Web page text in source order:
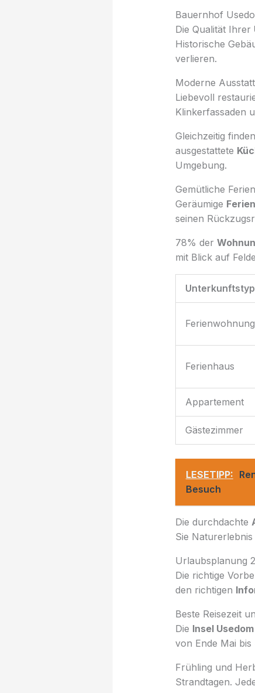
Bauernhof
Die Qualität Ihrer
Historische
verlieren.
Moderne
Liebevoll
Klinkerfassaden
Gleichzeitig
ausgestattete
Umgebung.
Gemütliche
Geräumige
seinen
78% der
mit Blick auf
Unterkunftstyp
Ferienwohnung
Ferienhaus
Appartement
Gästezimmer
LESETIPP:
Besuch
Die durchdachte
Sie
Urlaubsplanung
Die richtige
den richtigen
Beste Reisezeit
Die Insel Usedom
von Ende Mai
Frühling und
Strandtagen.